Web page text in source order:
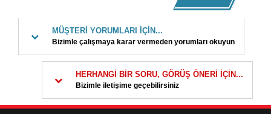
MÜŞTERİ YORUMLARI İÇİN...
Bizimle çalışmaya karar vermeden yorumları okuyun
HERHANGİ BİR SORU, GÖRÜŞ ÖNERİ İÇİN...
Bizimle iletişime geçebilirsiniz